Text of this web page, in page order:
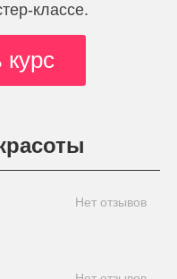
классе.
Нет отзывов